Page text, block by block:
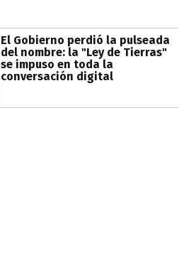
El Gobierno perdió la pulseada
del nombre: la "Ley de Tierras"
se impuso en toda la
conversación digital